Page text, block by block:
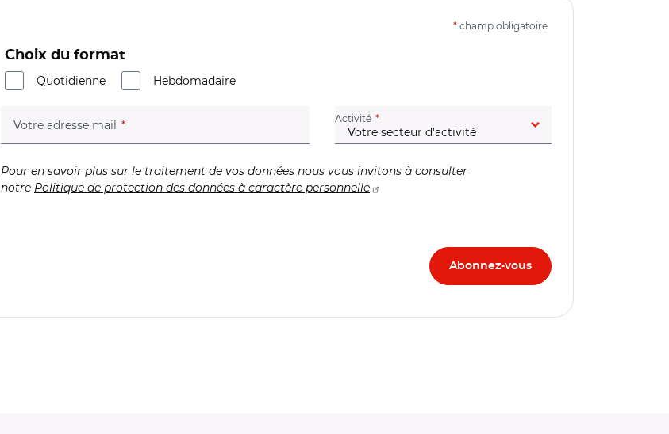
* champ obligatoire
Choix du format
Quotidienne
Hebdomadaire
Votre adresse mail (champ obligatoire) Activité (champ obligatoire)
Pour en savoir plus sur le traitement de vos données nous vous invitons à consulter
notre Politique de protection des données à caractère personnelle